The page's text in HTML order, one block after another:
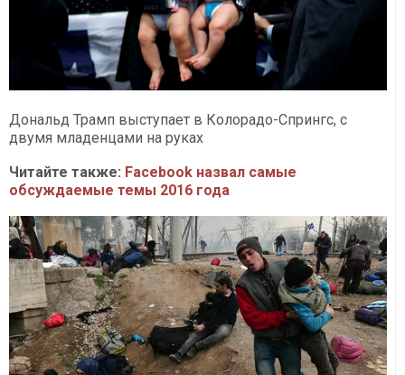
Дональд Трамп выступает в Колорадо-Спрингс, с
двумя младенцами на руках
Читайте также: Facebook назвал самые
обсуждаемые темы 2016 года